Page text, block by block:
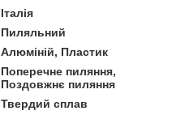
Італія
Пиляльний
Алюміній, Пластик
Поперечне пиляння,
Поздовжнє пиляння
Твердий сплав